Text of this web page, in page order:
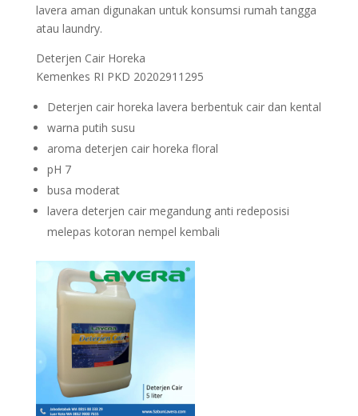
lavera aman digunakan untuk konsumsi rumah tangga
atau laundry.
Deterjen Cair Horeka
Kemenkes RI PKD 20202911295
Deterjen cair horeka lavera berbentuk cair dan kental
warna putih susu
aroma deterjen cair horeka floral
pH 7
busa moderat
lavera deterjen cair megandung anti redeposisi
melepas kotoran nempel kembali